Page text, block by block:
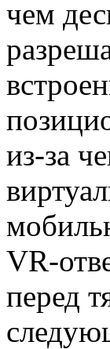
чем
из-за
VR-
перед